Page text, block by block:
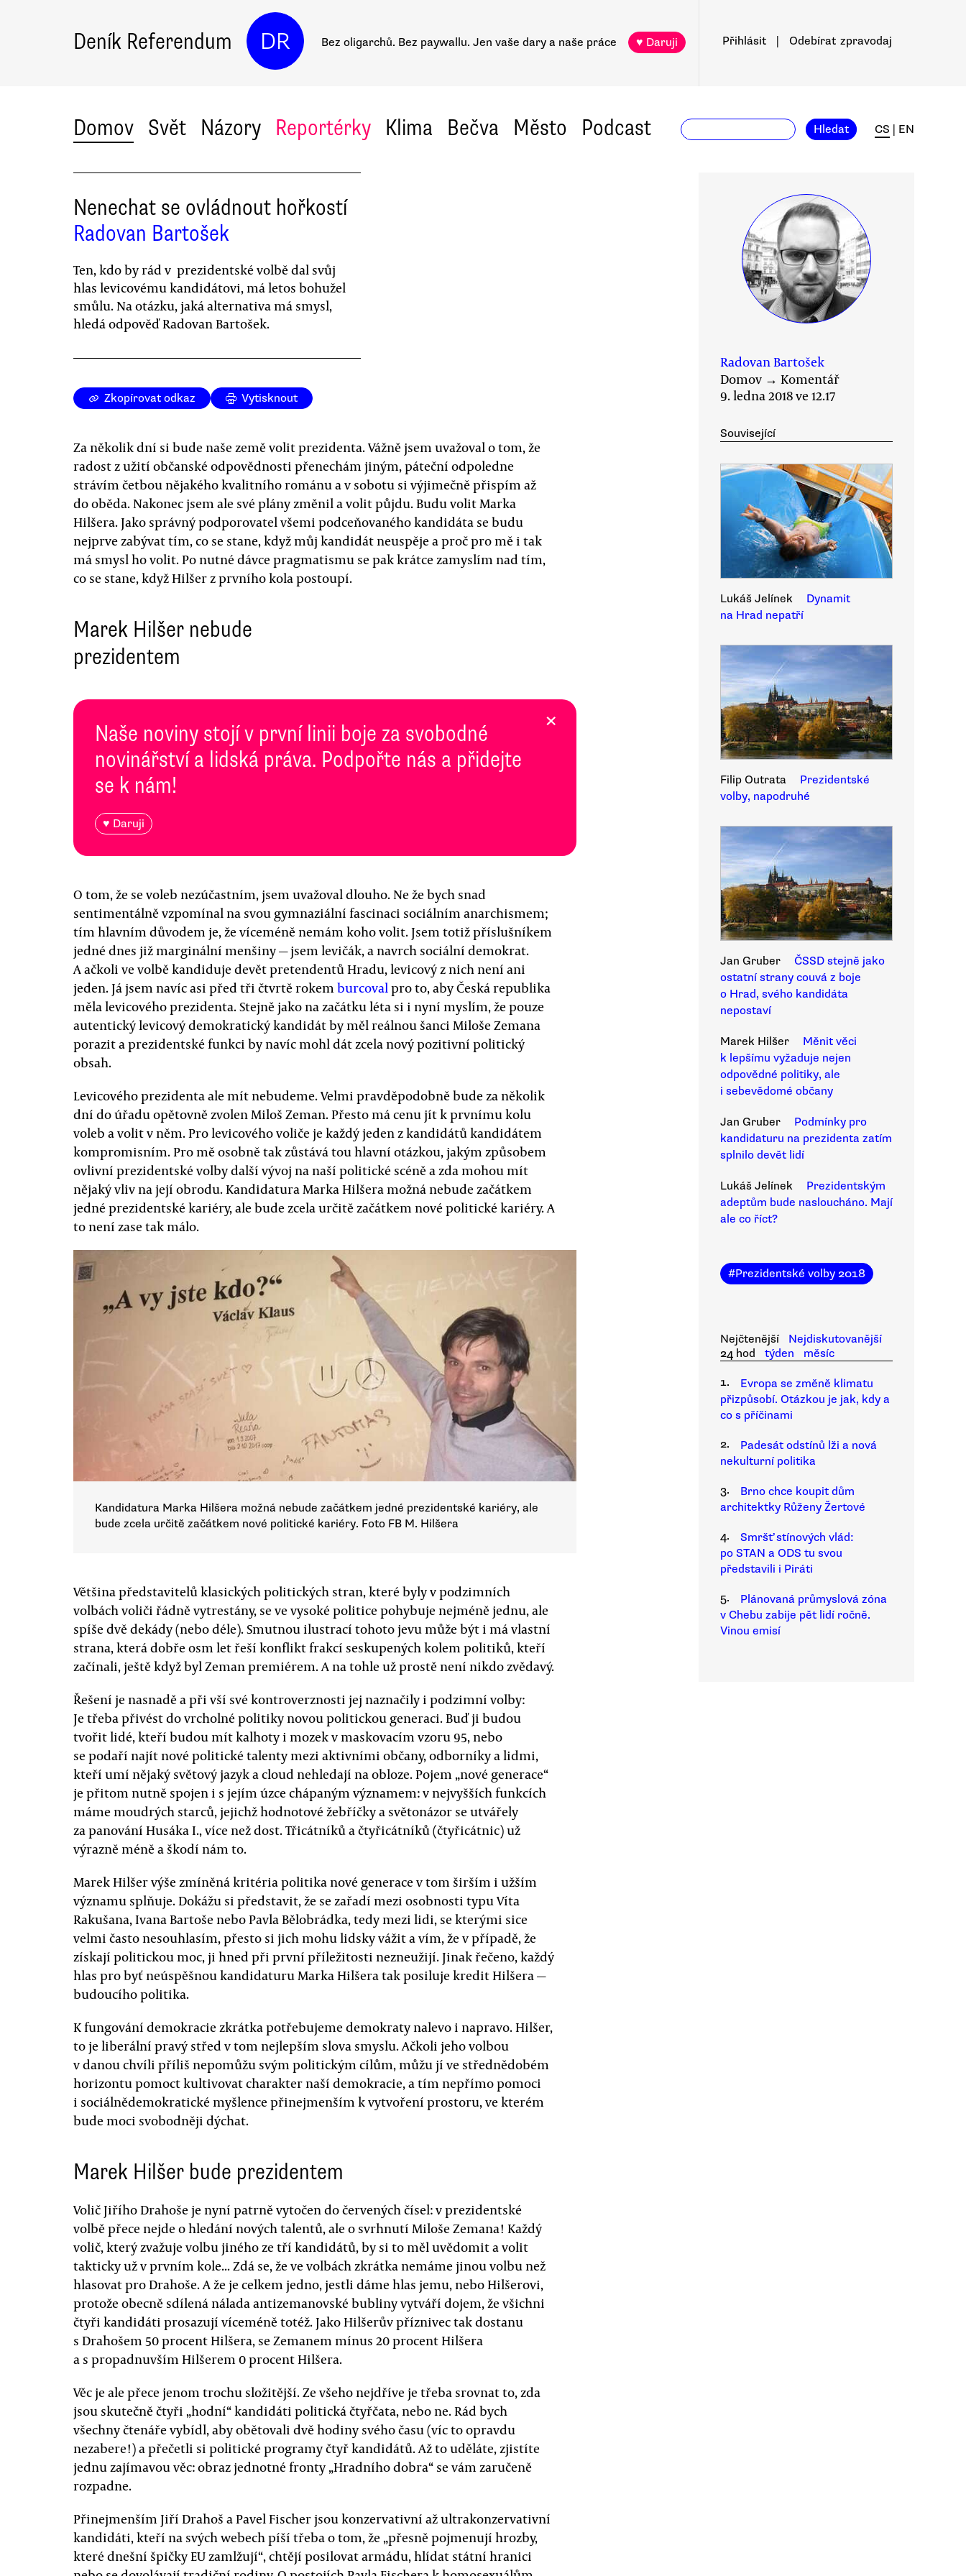
Deník Referendum DR Bez oligarchů. Bez paywallu. Jen vaše dary a naše práce ♥ Daruji Přihlásit Odebírat zpravodaj
Domov Svět Názory Reportérky Klima Bečva Město Podcast Hledat CS EN
Nenechat se ovládnout hořkostí
Radovan Bartošek
Ten, kdo by rád v prezidentské volbě dal svůj
hlas levicovému kandidátovi, má letos bohužel
smůlu. Na otázku, jaká alternativa má smysl,
hledá odpověď Radovan Bartošek.
Zkopírovat odkaz Vytisknout
Za několik dní si bude naše země volit prezidenta. Vážně jsem uvažoval o tom, že
radost z užití občanské odpovědnosti přenechám jiným, páteční odpoledne
strávím četbou nějakého kvalitního románu a v sobotu si výjimečně přispím až
do oběda. Nakonec jsem ale své plány změnil a volit půjdu. Budu volit Marka
Hilšera. Jako správný podporovatel všemi podceňovaného kandidáta se budu
nejprve zabývat tím, co se stane, když můj kandidát neuspěje a proč pro mě i tak
má smysl ho volit. Po nutné dávce pragmatismu se pak krátce zamyslím nad tím,
co se stane, když Hilšer z prvního kola postoupí.
Marek Hilšer nebude
prezidentem
Naše noviny stojí v první linii boje za svobodné
novinářství a lidská práva. Podpořte nás a přidejte
se k nám!
♥ Daruji
×
O tom, že se voleb nezúčastním, jsem uvažoval dlouho. Ne že bych snad
sentimentálně vzpomínal na svou gymnaziální fascinaci sociálním anarchismem;
tím hlavním důvodem je, že víceméně nemám koho volit. Jsem totiž příslušníkem
jedné dnes již marginální menšiny — jsem levičák, a navrch sociální demokrat.
A ačkoli ve volbě kandiduje devět pretendentů Hradu, levicový z nich není ani
jeden. Já jsem navíc asi před tři čtvrtě rokemburcovalpro to, aby Česká republika
měla levicového prezidenta. Stejně jako na začátku léta si i nyní myslím, že pouze
autentický levicový demokratický kandidát by měl reálnou šanci Miloše Zemana
porazit a prezidentské funkci by navíc mohl dát zcela nový pozitivní politický
obsah.
Levicového prezidenta ale mít nebudeme. Velmi pravděpodobně bude za několik
dní do úřadu opětovně zvolen Miloš Zeman. Přesto má cenu jít k prvnímu kolu
voleb a volit v něm. Pro levicového voliče je každý jeden z kandidátů kandidátem
kompromisním. Pro mě osobně tak zůstává tou hlavní otázkou, jakým způsobem
ovlivní prezidentské volby další vývoj na naší politické scéně a zda mohou mít
nějaký vliv na její obrodu. Kandidatura Marka Hilšera možná nebude začátkem
jedné prezidentské kariéry, ale bude zcela určitě začátkem nové politické kariéry. A
to není zase tak málo.
Kandidatura Marka Hilšera možná nebude začátkem jedné prezidentské kariéry, ale
bude zcela určitě začátkem nové politické kariéry. Foto FB M. Hilšera
Většina představitelů klasických politických stran, které byly v podzimních
volbách voliči řádně vytrestány, se ve vysoké politice pohybuje nejméně jednu, ale
spíše dvě dekády (nebo déle). Smutnou ilustrací tohoto jevu může být i má vlastní
strana, která dobře osm let řeší konflikt frakcí seskupených kolem politiků, kteří
začínali, ještě když byl Zeman premiérem. A na tohle už prostě není nikdo zvědavý.
Řešení je nasnadě a při vší své kontroverznosti jej naznačily i podzimní volby:
Je třeba přivést do vrcholné politiky novou politickou generaci. Buď ji budou
tvořit lidé, kteří budou mít kalhoty i mozek v maskovacím vzoru 95, nebo
se podaří najít nové politické talenty mezi aktivními občany, odborníky a lidmi,
kteří umí nějaký světový jazyk a cloud nehledají na obloze. Pojem „nové generace“
je přitom nutně spojen i s jejím úzce chápaným významem: v nejvyšších funkcích
máme moudrých starců, jejichž hodnotové žebříčky a světonázor se utvářely
za panování Husáka I., více než dost. Třicátníků a čtyřicátníků (čtyřicátnic) už
výrazně méně a škodí nám to.
Marek Hilšer výše zmíněná kritéria politika nové generace v tom širším i užším
významu splňuje. Dokážu si představit, že se zařadí mezi osobnosti typu Víta
Rakušana, Ivana Bartoše nebo Pavla Bělobrádka, tedy mezi lidi, se kterými sice
velmi často nesouhlasím, přesto si jich mohu lidsky vážit a vím, že v případě, že
získají politickou moc, ji hned při první příležitosti nezneužijí. Jinak řečeno, každý
hlas pro byť neúspěšnou kandidaturu Marka Hilšera tak posiluje kredit Hilšera —
budoucího politika.
K fungování demokracie zkrátka potřebujeme demokraty nalevo i napravo. Hilšer,
to je liberální pravý střed v tom nejlepším slova smyslu. Ačkoli jeho volbou
v danou chvíli příliš nepomůžu svým politickým cílům, můžu jí ve střednědobém
horizontu pomoct kultivovat charakter naší demokracie, a tím nepřímo pomoci
i sociálnědemokratické myšlence přinejmenším k vytvoření prostoru, ve kterém
bude moci svobodněji dýchat.
Marek Hilšer bude prezidentem
Volič Jiřího Drahoše je nyní patrně vytočen do červených čísel: v prezidentské
volbě přece nejde o hledání nových talentů, ale o svrhnutí Miloše Zemana! Každý
volič, který zvažuje volbu jiného ze tří kandidátů, by si to měl uvědomit a volit
takticky už v prvním kole... Zdá se, že ve volbách zkrátka nemáme jinou volbu než
hlasovat pro Drahoše. A že je celkem jedno, jestli dáme hlas jemu, nebo Hilšerovi,
protože obecně sdílená nálada antizemanovské bubliny vytváří dojem, že všichni
čtyři kandidáti prosazují víceméně totéž. Jako Hilšerův příznivec tak dostanu
s Drahošem 50 procent Hilšera, se Zemanem mínus 20 procent Hilšera
a s propadnuvším Hilšerem 0 procent Hilšera.
Věc je ale přece jenom trochu složitější. Ze všeho nejdříve je třeba srovnat to, zda
jsou skutečně čtyři „hodní“ kandidáti politická čtyřčata, nebo ne. Rád bych
všechny čtenáře vybídl, aby obětovali dvě hodiny svého času (víc to opravdu
nezabere!) a přečetli si politické programy čtyř kandidátů. Až to uděláte, zjistíte
jednu zajímavou věc: obraz jednotné fronty „Hradního dobra“ se vám zaručeně
rozpadne.
Přinejmenším Jiří Drahoš a Pavel Fischer jsou konzervativní až ultrakonzervativní
kandidáti, kteří na svých webech píší třeba o tom, že „přesně pojmenují hrozby,
které dnešní špičky EU zamlžují“, chtějí posilovat armádu, hlídat státní hranici
Radovan Bartošek
Domov → Komentář
9. ledna 2018 ve 12.17
Související
Lukáš Jelínek
Dynamit
na Hrad nepatří
Filip Outrata
Prezidentské
volby, napodruhé
Jan Gruber
ČSSD stejně jako
ostatní strany couvá z boje
o Hrad, svého kandidáta
nepostaví
Marek Hilšer
Měnit věci
k lepšímu vyžaduje nejen
odpovědné politiky, ale
i sebevědomé občany
Jan Gruber
Podmínky pro
kandidaturu na prezidenta zatím
splnilo devět lidí
Lukáš Jelínek
Prezidentským
adeptům bude nasloucháno. Mají
ale co říct?
#Prezidentské volby 2018
Nejčtenější
Nejdiskutovanější
24 hod
týden
měsíc
1.
Evropa se změně klimatu
přizpůsobí. Otázkou je jak, kdy a
co s příčinami
2.
Padesát odstínů lži a nová
nekulturní politika
3.
Brno chce koupit dům
architektky Růženy Žertové
4.
Smršť stínových vlád:
po STAN a ODS tu svou
představili i Piráti
5.
Plánovaná průmyslová zóna
v Chebu zabije pět lidí ročně.
Vinou emisí